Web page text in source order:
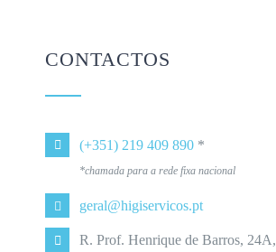
CONTACTOS
(+351) 219 409 890 *
*chamada para a rede fixa nacional
geral@higiservicos.pt
R. Prof. Henrique de Barros, 24A,